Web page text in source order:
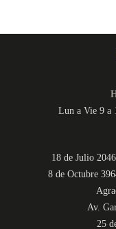
Lun a Vie 9 a
18 de Julio
8 de Octubre
Av.
25